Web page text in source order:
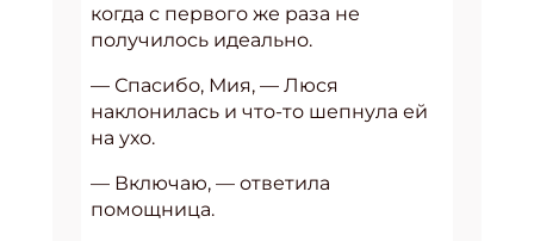
когда с первого же раза не
получилось идеально.
— Спасибо, Мия, — Люся
наклонилась и что-то шепнула ей
на ухо.
— Включаю, — ответила
помощница.